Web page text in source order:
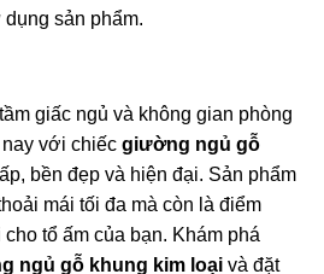
sản phẩm.
giấc ngủ và không gian phòng
với chiếc giường ngủ gỗ
bền đẹp và hiện đại. Sản phẩm
mái tối đa mà còn là điểm
tổ ấm của bạn. Khám phá
ngủ gỗ khung kim loại và đặt